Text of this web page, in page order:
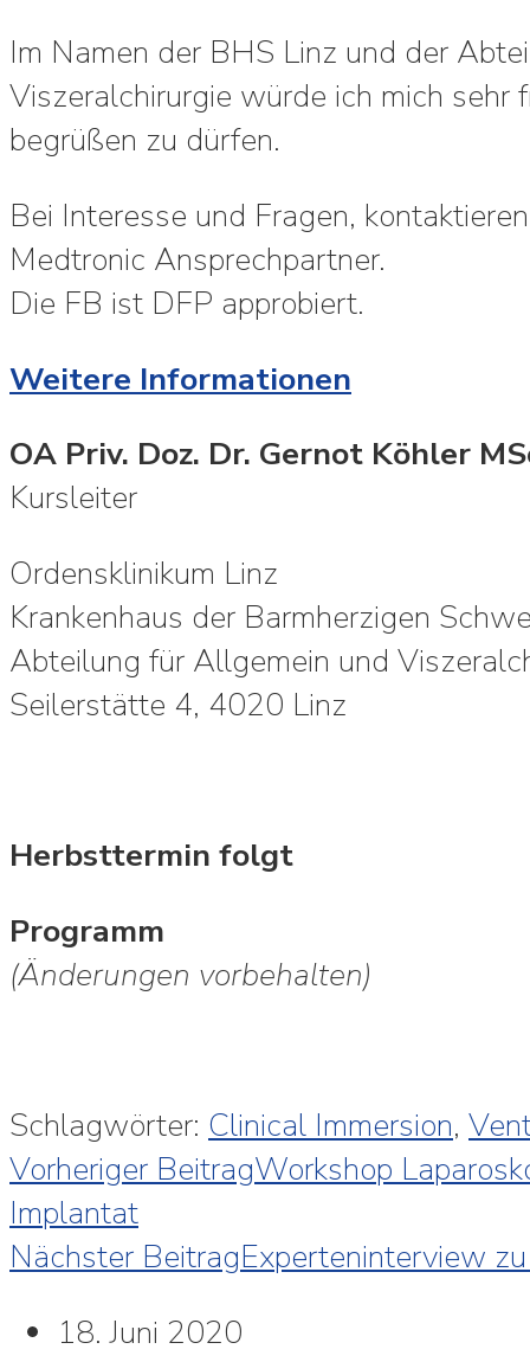
Im Namen der BHS Linz und der
Viszeralchirurgie würde ich mich sehr
begrüßen zu dürfen.
Bei Interesse und Fragen,
Medtronic Ansprechpartner.
Die FB ist DFP approbiert.
Weitere Informationen
OA Priv. Doz. Dr. Gernot Köhler
Kursleiter
Ordensklinikum Linz
Krankenhaus der Barmherzigen
Abteilung für Allgemein und
Seilerstätte 4, 4020 Linz
Herbsttermin folgt
Programm
(Änderungen vorbehalten)
Schlagwörter: Clinical Immersion,
Vorheriger BeitragWorkshop
Implantat
Nächster BeitragExperteninterview
18. Juni 2020